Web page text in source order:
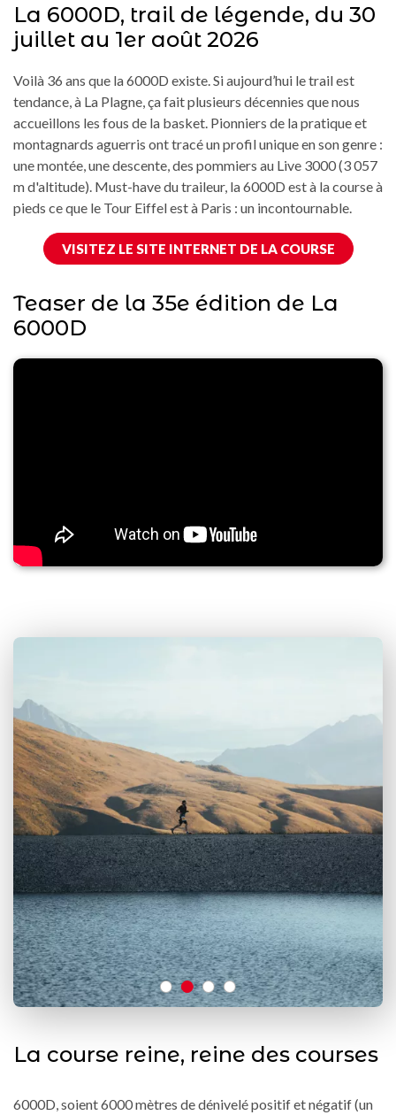
La 6000D, trail de légende, du 30
juillet au 1er août 2026
Voilà 36 ans que la 6000D existe. Si aujourd’hui le trail est
tendance, à La Plagne, ça fait plusieurs décennies que nous
accueillons les fous de la basket. Pionniers de la pratique et
montagnards aguerris ont tracé un profil unique en son genre :
une montée, une descente, des pommiers au Live 3000 (3 057
m d'altitude). Must-have du traileur, la 6000D est à la course à
pieds ce que le Tour Eiffel est à Paris : un incontournable.
VISITEZ LE SITE INTERNET DE LA COURSE
Teaser de la 35e édition de La
6000D
La course reine, reine des courses
6000D, soient 6000 mètres de dénivelé positif et négatif (un